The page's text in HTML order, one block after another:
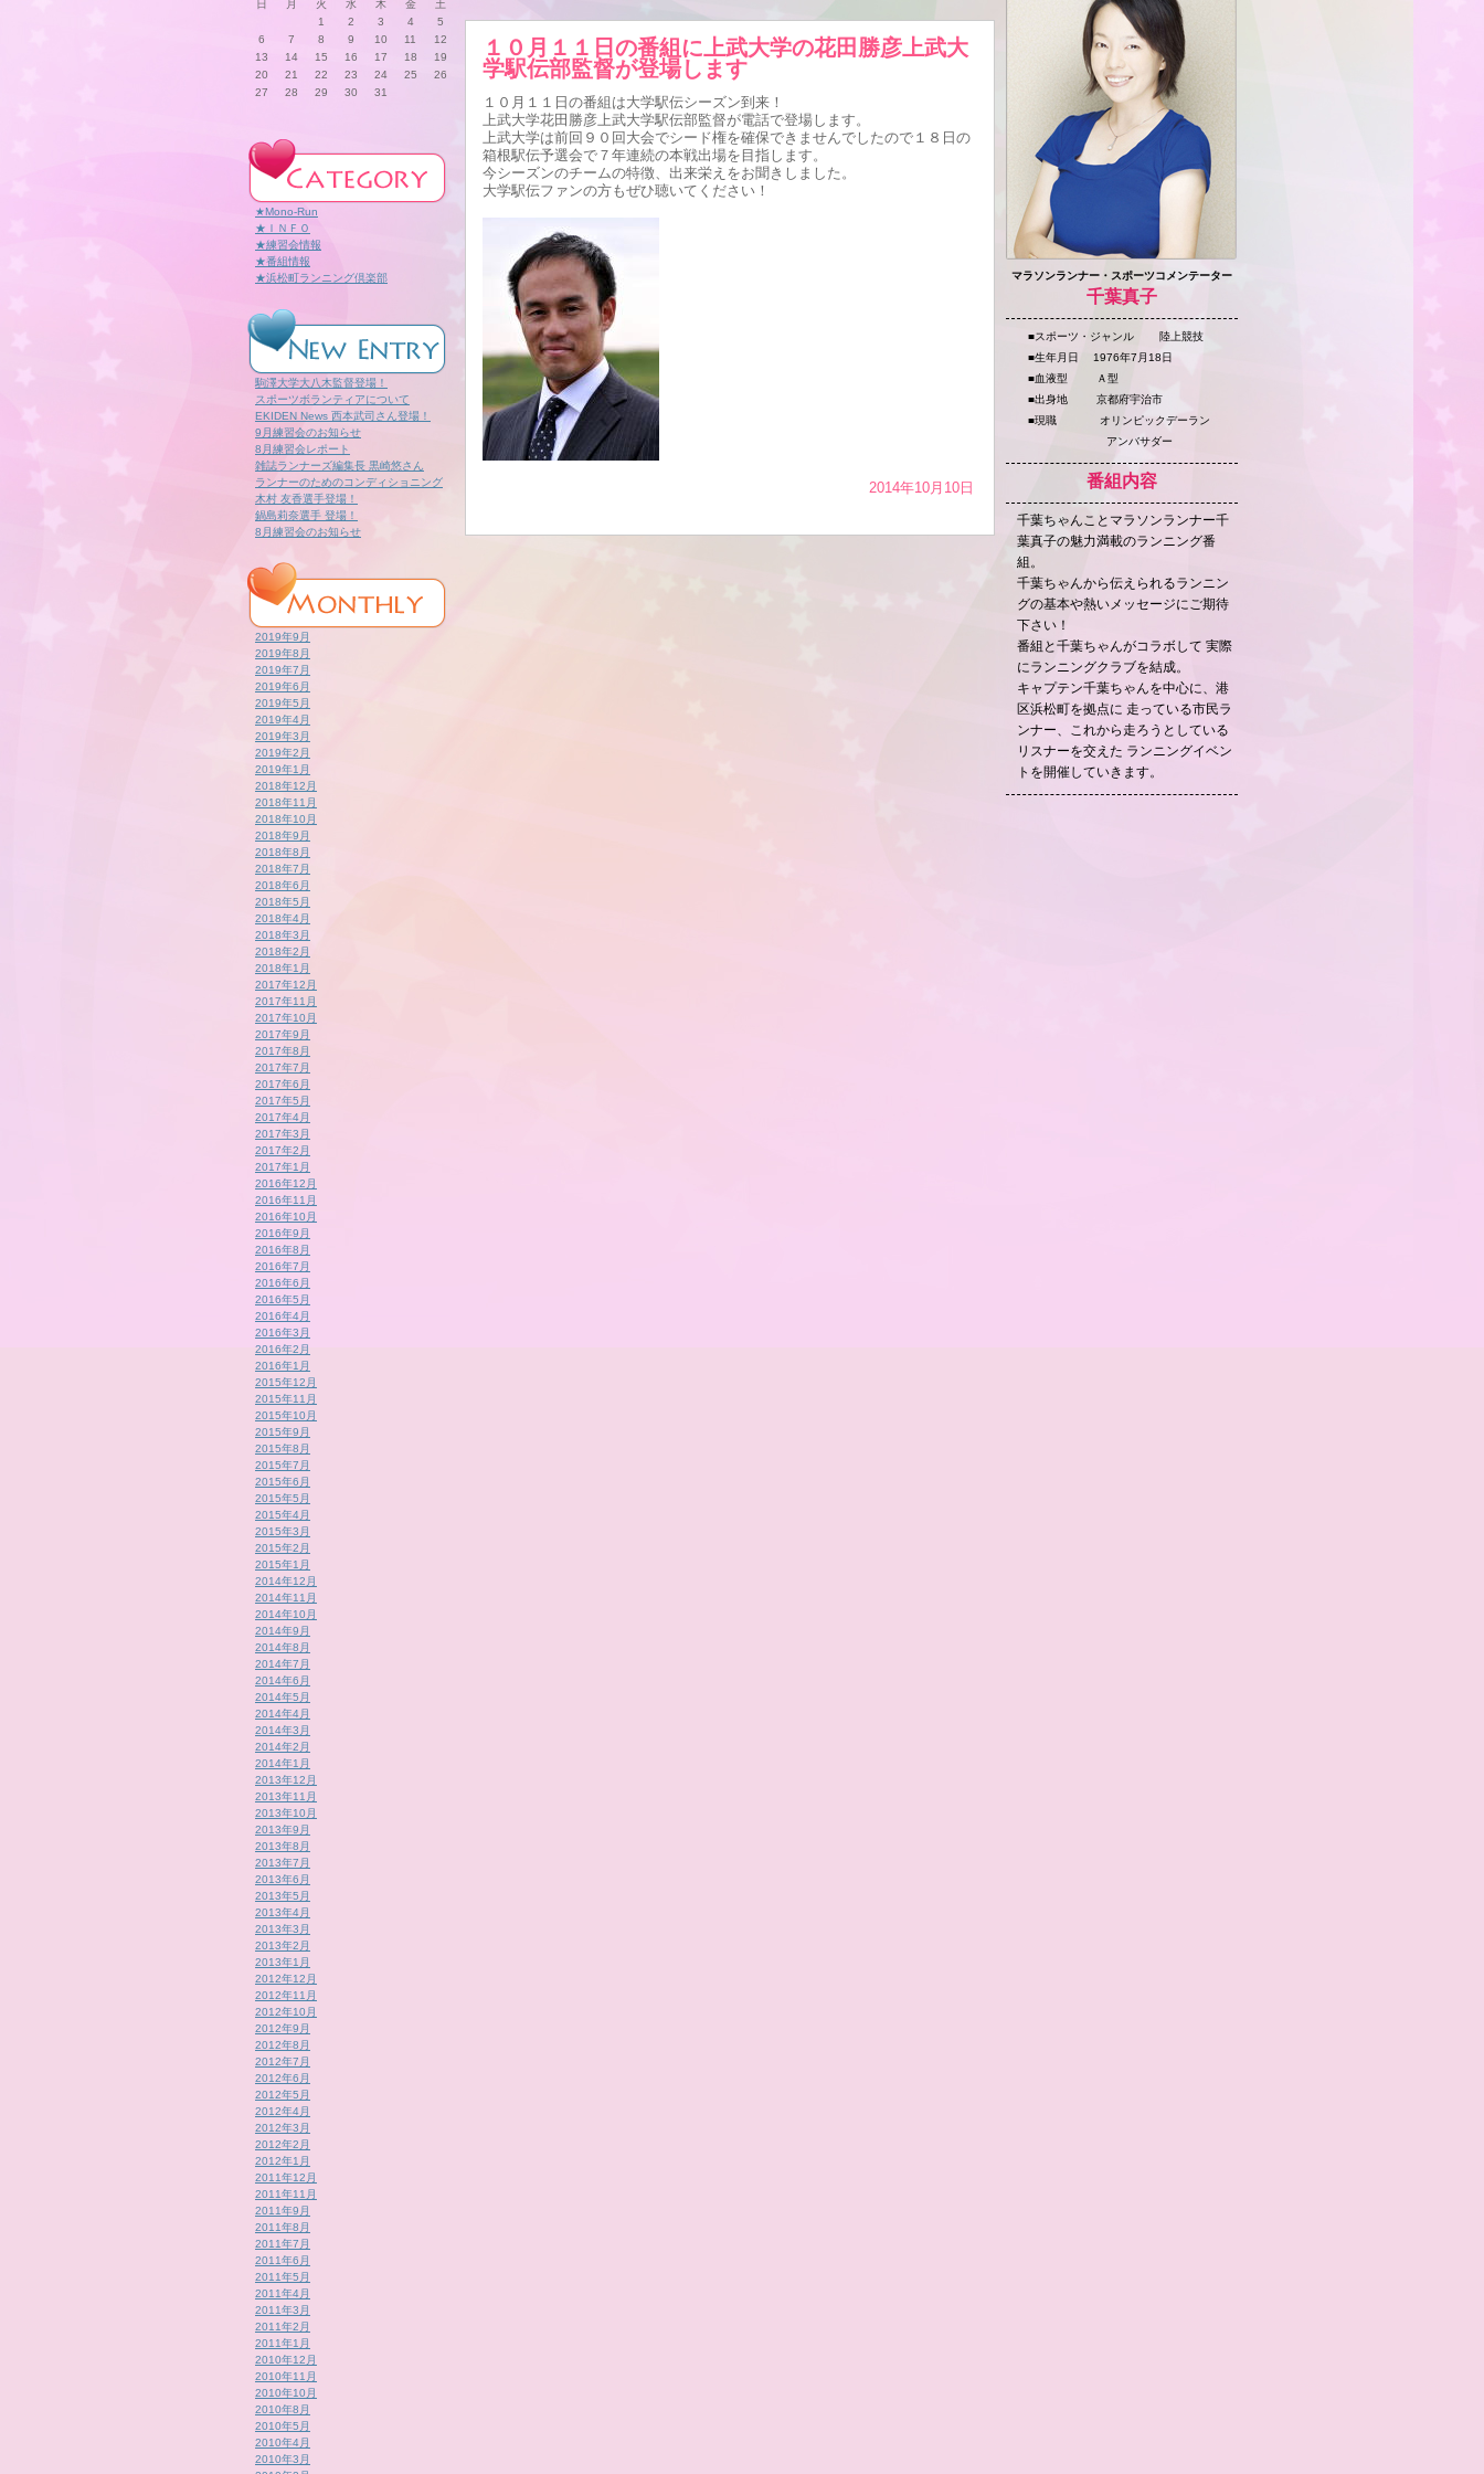
日 月 火 水 木 金
土
1
2 3 4
5
6
7 8 9 10 11
12
13
14 15 16 17 18
19
20
21 22 23 24 25
26
27
28 29 30 31
★Mono-Run
★ＩＮＦＯ
★練習会情報
★番組情報
★浜松町ランニング倶楽部
駒澤大学大八木監督登場！
スポーツボランティアについて
EKIDEN News 西本武司さん登場！
9月練習会のお知らせ
8月練習会レポート
雑誌ランナーズ編集長 黒崎悠さん
ランナーのためのコンディショニング
木村 友香選手登場！
鍋島莉奈選手 登場！
8月練習会のお知らせ
2019年9月
2019年8月
2019年7月
2019年6月
2019年5月
2019年4月
2019年3月
2019年2月
2019年1月
2018年12月
2018年11月
2018年10月
2018年9月
2018年8月
2018年7月
2018年6月
2018年5月
2018年4月
2018年3月
2018年2月
2018年1月
2017年12月
2017年11月
2017年10月
2017年9月
2017年8月
2017年7月
2017年6月
2017年5月
2017年4月
2017年3月
2017年2月
2017年1月
2016年12月
2016年11月
2016年10月
2016年9月
2016年8月
2016年7月
2016年6月
2016年5月
2016年4月
2016年3月
2016年2月
2016年1月
2015年12月
2015年11月
2015年10月
2015年9月
2015年8月
2015年7月
2015年6月
2015年5月
2015年4月
2015年3月
2015年2月
2015年1月
2014年12月
2014年11月
2014年10月
2014年9月
2014年8月
2014年7月
2014年6月
2014年5月
2014年4月
2014年3月
2014年2月
2014年1月
2013年12月
2013年11月
2013年10月
2013年9月
2013年8月
2013年7月
2013年6月
2013年5月
2013年4月
2013年3月
2013年2月
2013年1月
2012年12月
2012年11月
2012年10月
2012年9月
2012年8月
2012年7月
2012年6月
2012年5月
2012年4月
2012年3月
2012年2月
2012年1月
2011年12月
2011年11月
2011年9月
2011年8月
2011年7月
2011年6月
2011年5月
2011年4月
2011年3月
2011年2月
2011年1月
2010年12月
2010年11月
2010年10月
2010年8月
2010年5月
2010年4月
2010年3月
１０月１１日の番組に上武大学の花田勝彦上武大
学駅伝部監督が登場します
１０月１１日の番組は大学駅伝シーズン到来！
上武大学花田勝彦上武大学駅伝部監督が電話で登場します。
上武大学は前回９０回大会でシード権を確保できませんでしたので１８日の
箱根駅伝予選会で７年連続の本戦出場を目指します。
今シーズンのチームの特徴、出来栄えをお聞きしました。
大学駅伝ファンの方もぜひ聴いてください！
2014年10月10日
マラソンランナー・スポーツコメンテーター
千葉真子
■スポーツ・ジャンル 陸上競技
■生年月日 1976年7月18日
■血液型 Ａ型
■出身地 京都府宇治市
■現職 オリンピックデーラン
アンバサダー
番組内容
千葉ちゃんことマラソンランナー千
葉真子の魅力満載のランニング番
組。
千葉ちゃんから伝えられるランニン
グの基本や熱いメッセージにご期待
下さい！
番組と千葉ちゃんがコラボして 実際
にランニングクラブを結成。
キャプテン千葉ちゃんを中心に、港
区浜松町を拠点に 走っている市民ラ
ンナー、これから走ろうとしている
リスナーを交えた ランニングイベン
トを開催していきます。